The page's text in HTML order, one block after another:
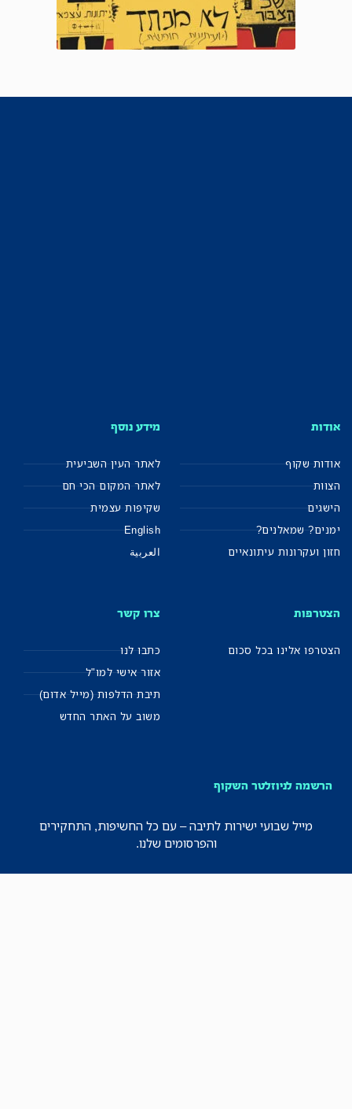
אודות
אודות שקוף
הצוות
הישגים
ימנים? שמאלנים?
חזון ועקרונות עיתונאיים
מידע נוסף
לאתר העין השביעית
לאתר המקום הכי חם
שקיפות עצמית
English
العربية
הצטרפות
הצטרפו אלינו בכל סכום
צרו קשר
כתבו לנו
אזור אישי למו"ל
תיבת הדלפות (מייל אדום)
משוב על האתר החדש
הרשמה לניוזלטר השקוף
מייל שבועי ישירות לתיבה – עם כל החשיפות, התחקירים
והפרסומים שלנו.